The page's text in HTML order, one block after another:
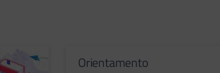
Orientamento